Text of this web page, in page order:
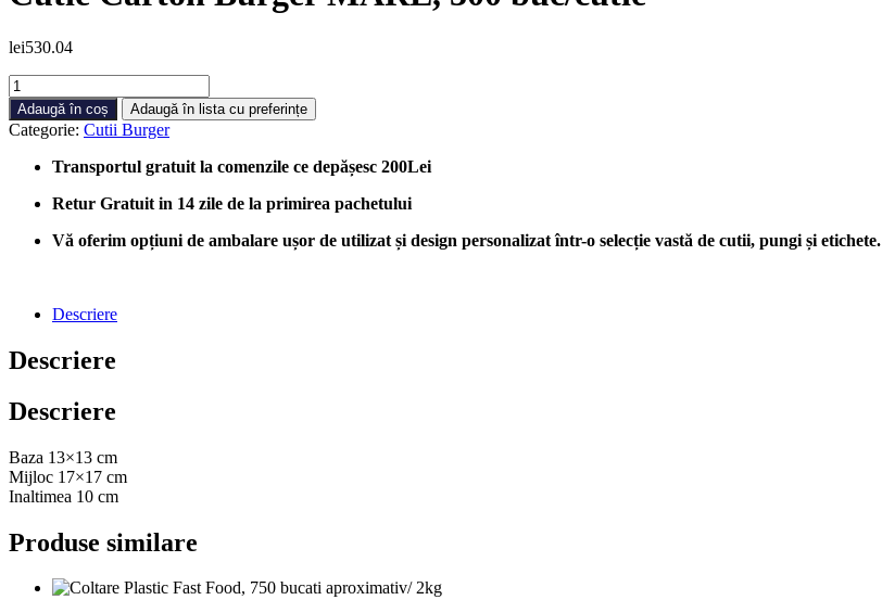
lei530.04
Cantitate
Cutie
Carton
Burger
MARE,
buc/cutie
Adaugă în coș Adaugă în lista cu preferințe
Categorie: Cutii Burger
Transportul gratuit la comenzile ce depășesc 200Lei
Retur Gratuit in 14 zile de la primirea pachetului
Vă oferim opțiuni de ambalare ușor de utilizat și design personalizat într-o selecție vastă de cutii, pungi și etichete.
Descriere
Descriere
Descriere
Baza 13×13 cm
Mijloc 17×17 cm
Inaltimea 10 cm
Produse similare